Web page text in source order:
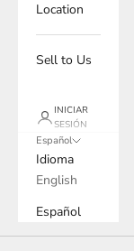
Location
Sell to Us
INICIAR
SESIÓN
Español
Idioma
English
Español